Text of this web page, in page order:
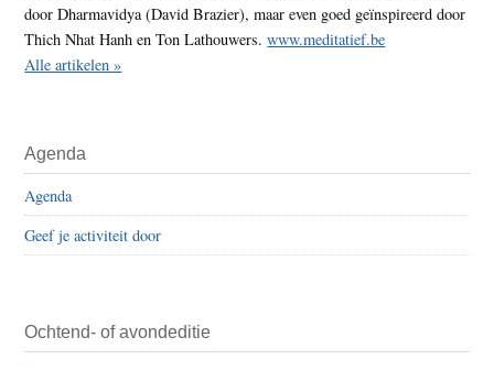
door Dharmavidya (David Brazier), maar even goed geïnspireerd door
Thich Nhat Hanh en Ton Lathouwers.www.meditatief.be
Alle artikelen »
Agenda
Agenda
Geef je activiteit door
Ochtend- of avondeditie